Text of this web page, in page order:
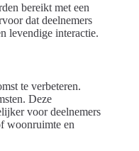
bereikt met een
dat deelnemers
levendige interactie.
te verbeteren.
Deze
voor deelnemers
woonruimte en